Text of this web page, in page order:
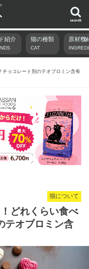
search
紹介 猫の種類
CAT
原材料
ョコレート別のテオブロミン含有
猫について
どれくらい食べ
テオブロミン含